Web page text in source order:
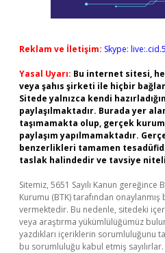
Reklam ve İletişim: Skype:
Yasal Uyarı: Bu internet sitesi,
veya şahıs şirketi ile hiçbir
Sitede yalnızca kendi
paylaşılmaktadır. Burada yer
taşımamakta olup, gerçek
paylaşım yapılmamaktadır.
benzerlikleri tamamen
taslak halindedir ve tavsiye
Sitemiz, 5651 Sayılı Kanun
Kurumu (BTK) tarafından onaylanmış
vermektedir. Bu nedenle, sitedeki
veya araştırma yükümlülüğümüz
yazdıkları içeriklerin sorumluluğunu
bu sorumluluğu kabul etmiş sayılırlar.